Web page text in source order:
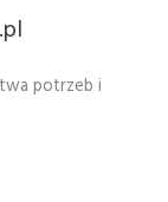
potrzeb i